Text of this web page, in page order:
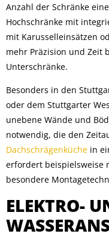
Anzahl der Schränke
Hochschränke mit
mit Karusselleinsätzen
mehr Präzision und Zeit
Unterschränke.
Besonders in den
oder dem Stuttgarter
unebene Wände und
notwendig, die den
Dachschrägenküche in
erfordert beispielsweise
besondere
ELEKTRO-